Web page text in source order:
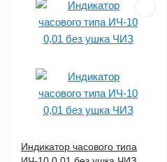
Индикатор часового типа